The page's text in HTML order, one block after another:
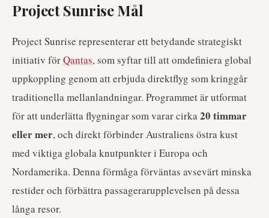
Project Sunrise Mål
Project Sunrise representerar ett betydande strategiskt
initiativ förQantas, som syftar till att omdefiniera global
uppkoppling genom att erbjuda direktflyg som kringgår
traditionella mellanlandningar. Programmet är utformat
för att underlätta flygningar som varar cirka20 timmar
eller mer, och direkt förbinder Australiens östra kust
med viktiga globala knutpunkter i Europa och
Nordamerika. Denna förmåga förväntas avsevärt minska
restider och förbättra passagerarupplevelsen på dessa
långa resor.